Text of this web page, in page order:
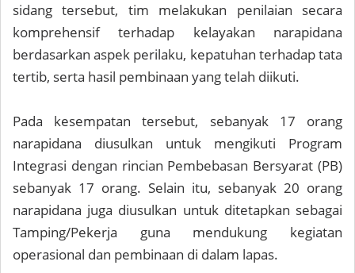
sidang tersebut, tim melakukan penilaian secara
komprehensif terhadap kelayakan narapidana
berdasarkan aspek perilaku, kepatuhan terhadap tata
tertib, serta hasil pembinaan yang telah diikuti.
Pada kesempatan tersebut, sebanyak 17 orang
narapidana diusulkan untuk mengikuti Program
Integrasi dengan rincian Pembebasan Bersyarat (PB)
sebanyak 17 orang. Selain itu, sebanyak 20 orang
narapidana juga diusulkan untuk ditetapkan sebagai
Tamping/Pekerja guna mendukung kegiatan
operasional dan pembinaan di dalam lapas.